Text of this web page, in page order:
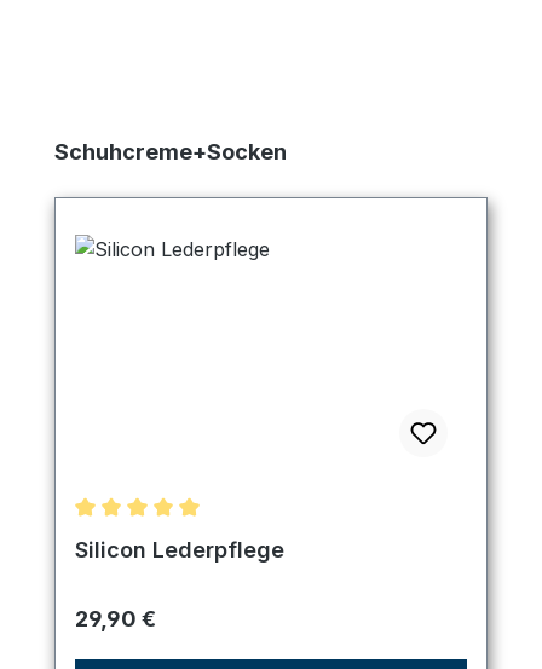
Produktgalerie überspringen
Schuhcreme+Socken
Durchschnittliche Bewertung von 5 von 5 Sternen
Silicon Lederpflege
Regulärer Preis:
29,90 €